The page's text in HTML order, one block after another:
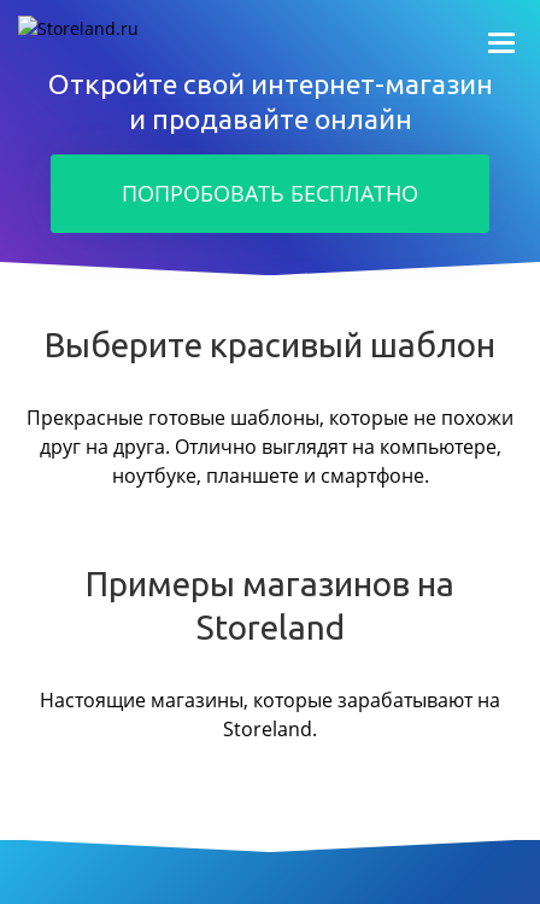
Откройте свой интернет-магазин
и продавайте онлайн
ПОПРОБОВАТЬ БЕСПЛАТНО
Выберите красивый шаблон
Прекрасные готовые шаблоны, которые не похожи
друг на друга. Отлично выглядят на компьютере,
ноутбуке, планшете и смартфоне.
Примеры магазинов на
Storeland
Настоящие магазины, которые зарабатывают на
Storeland.